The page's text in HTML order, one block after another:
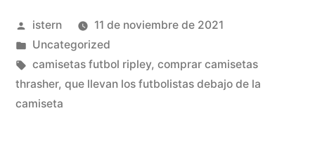
Publicado
por
istern
11 de noviembre de 2021
Publicado
en
Uncategorized
Etiquetas:
camisetas futbol ripley, comprar camisetas
thrasher, que llevan los futbolistas debajo de la
camiseta